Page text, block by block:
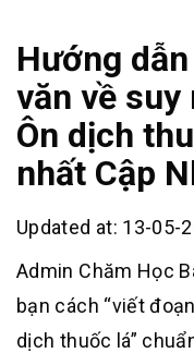
Hướng
văn về suy
Ôn dịch
nhất Cập
Updated at: 13-05-
Admin Chăm Học
bạn cách “viết
dịch thuốc lá”